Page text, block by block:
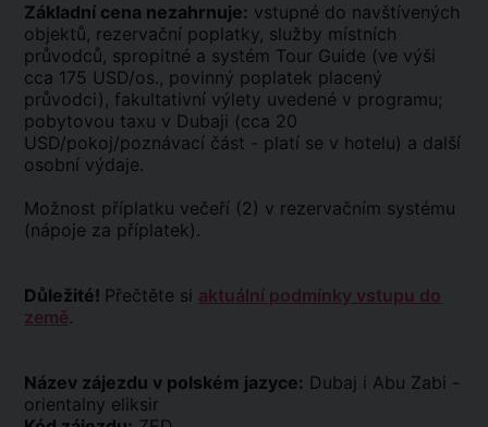
Základní cena nezahrnuje: vstupné do navštívených
objektů, rezervační poplatky, služby místních
průvodců, spropitné a systém Tour Guide (ve výši
cca 175 USD/os., povinný poplatek placený
průvodci), fakultativní výlety uvedené v programu;
pobytovou taxu v Dubaji (cca 20
USD/pokoj/poznávací část - platí se v hotelu) a další
osobní výdaje.
Možnost příplatku večeří (2) v rezervačním systému
(nápoje za příplatek).
Důležité! Přečtěte si aktuální podmínky vstupu do
země.
Název zájezdu v polském jazyce: Dubaj i Abu Zabi -
orientalny eliksir